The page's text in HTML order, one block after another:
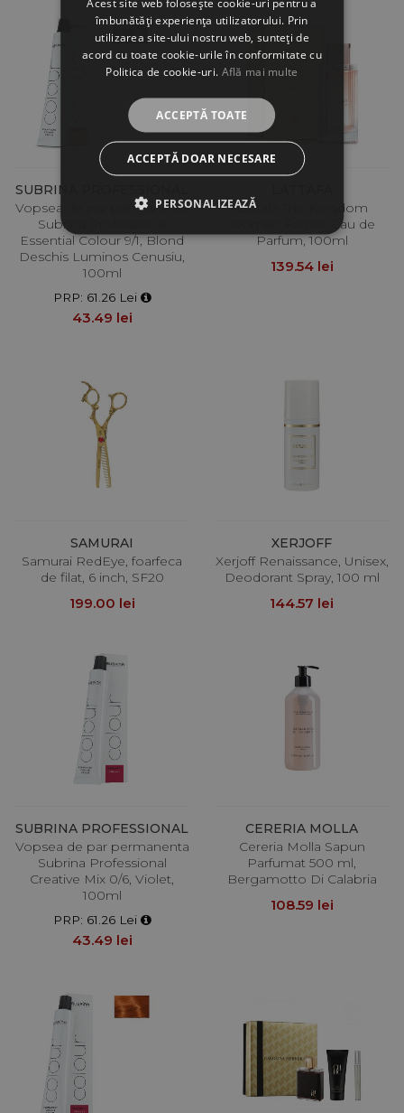
SUBRINA PROFESSIONAL
Vopsea de par permanenta
Subrina Professional
Essential Colour 9/1, Blond
Deschis Luminos Cenusiu,
100ml
PRP: 61.26 Lei
43.49 lei
Lattafa The Kingdom
Women Femei, Eau de
Parfum, 100ml
139.54 lei
SAMURAI
Samurai RedEye, foarfeca
de filat, 6 inch, SF20
199.00 lei
XERJOFF
Xerjoff Renaissance, Unisex,
Deodorant Spray, 100 ml
144.57 lei
SUBRINA PROFESSIONAL
Vopsea de par permanenta
Subrina Professional
Creative Mix 0/6, Violet,
100ml
PRP: 61.26 Lei
43.49 lei
CERERIA MOLLA
Cereria Molla Sapun
Parfumat 500 ml,
Bergamotto Di Calabria
108.59 lei
îmbunătăți experiența utilizatorului. Prin
utilizarea site-ului nostru web, sunteți de
acord cu toate cookie-urile în conformitate cu
Politica de cookie-uri. Află mai multe
ACCEPTĂ TOATE
ACCEPTĂ DOAR NECESARE
PERSONALIZEAZĂ